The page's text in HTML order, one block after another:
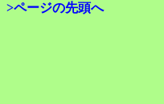
>ページの先頭へ